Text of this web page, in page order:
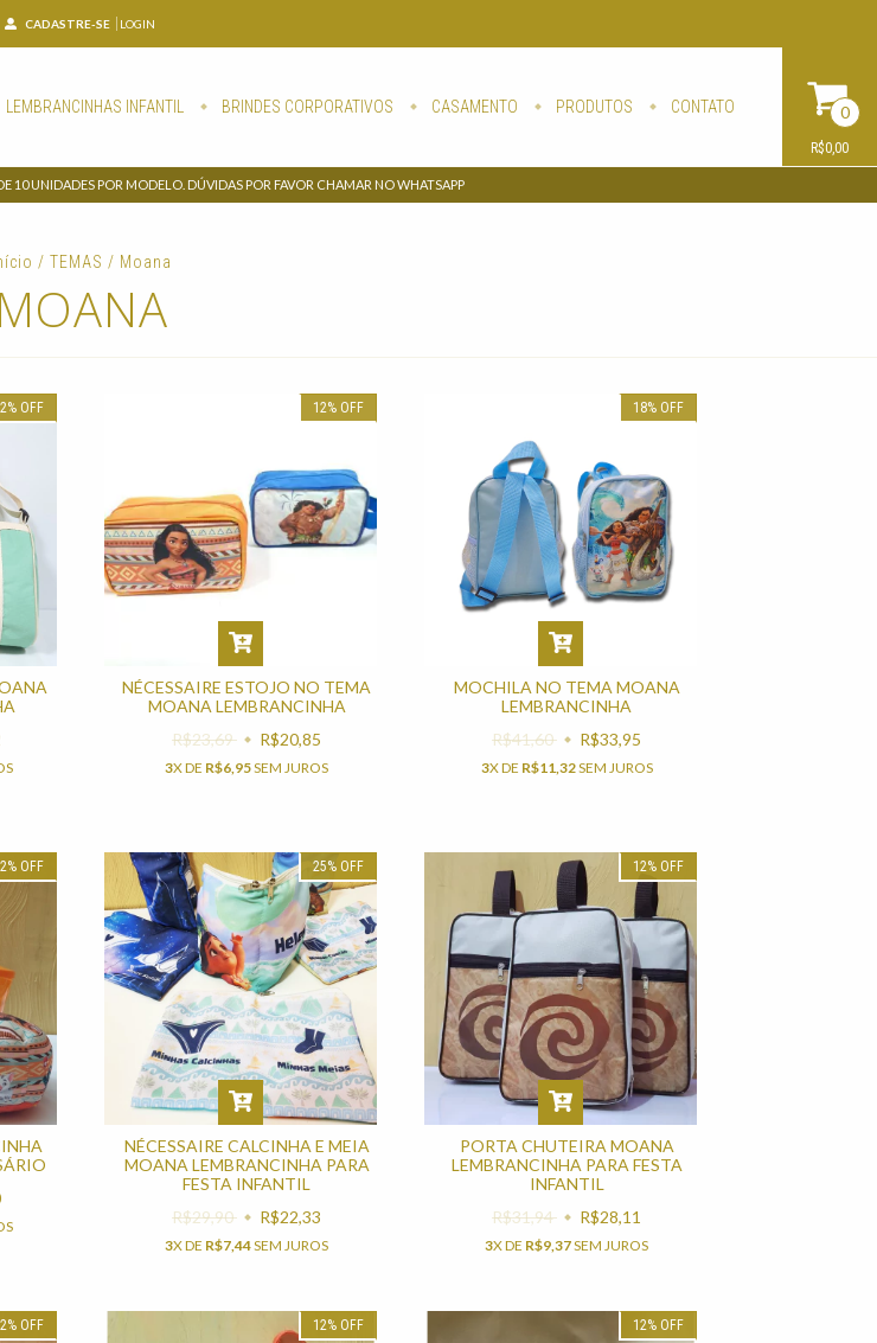
CADASTRE-SE LOGIN
LEMBRANCINHAS INFANTIL BRINDES CORPORATIVOS CASAMENTO PRODUTOS CONTATO 0
R$0,00
10 UNIDADES POR MODELO. DÚVIDAS POR FAVOR CHAMAR NO WHATSAPP
/ TEMAS / Moana
MOANA
% OFF 12% OFF
NÉCESSAIRE ESTOJO NO TEMA
MOANA LEMBRANCINHA
R$23,69
R$20,85
3X DE R$6,95SEM JUROS
18% OFF
MOCHILA NO TEMA MOANA
LEMBRANCINHA
R$41,60
R$33,95
3X DE R$11,32SEM JUROS
% OFF 25% OFF
NÉCESSAIRE CALCINHA E MEIA
MOANA LEMBRANCINHA PARA
FESTA INFANTIL
R$29,90
R$22,33
3X DE R$7,44SEM JUROS
12% OFF
PORTA CHUTEIRA MOANA
LEMBRANCINHA PARA FESTA
INFANTIL
R$31,94
R$28,11
3X DE R$9,37SEM JUROS
% OFF 12% OFF 12% OFF